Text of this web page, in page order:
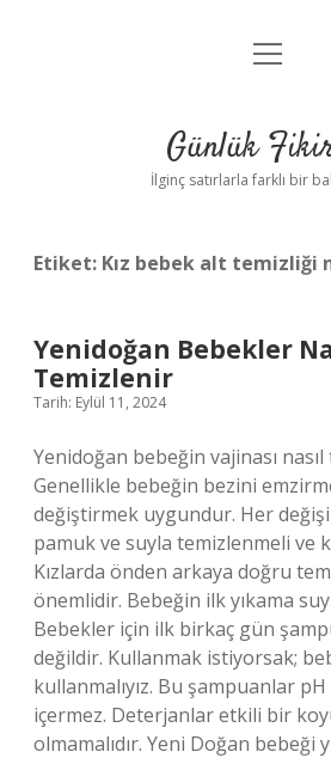
Anasayfa
Yasal Uyarı
menüyü
Günlük
İlginç satırlarla farklı bir
Etiket: Kız bebek alt temizliği
Yenidoğan Bebekler
Temizlenir
Tarih: Eylül 11, 2024
Yenidoğan bebeğin vajinası
Genellikle bebeğin bezini
değiştirmek uygundur. Her
pamuk ve suyla temizlenmeli ve
Kızlarda önden arkaya doğru
önemlidir. Bebeğin ilk yıkama
Bebekler için ilk birkaç gün
değildir. Kullanmak istiyorsak;
kullanmalıyız. Bu şampuanlar
içermez. Deterjanlar etkili bir
olmamalıdır. Yeni Doğan bebeği